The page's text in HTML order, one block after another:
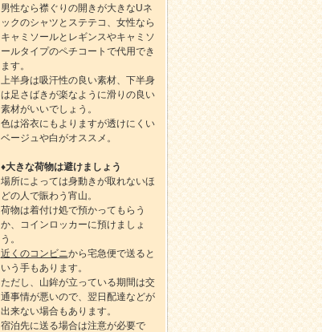
男性なら襟ぐりの開きが大きなUネ
ックのシャツとステテコ、女性なら
キャミソールとレギンスやキャミソ
ールタイプのペチコートで代用でき
ます。
上半身は吸汗性の良い素材、下半身
は足さばきが楽なように滑りの良い
素材がいいでしょう。
色は浴衣にもよりますが透けにくい
ベージュや白がオススメ。
♦大きな荷物は避けましょう
場所によっては身動きが取れないほ
どの人で賑わう宵山。
荷物は着付け処で預かってもらう
か、コインロッカーに預けましょ
う。
近くのコンビニから宅急便で送ると
いう手もあります。
ただし、山鉾が立っている期間は交
通事情が悪いので、翌日配達などが
出来ない場合もあります。
宿泊先に送る場合は注意が必要で